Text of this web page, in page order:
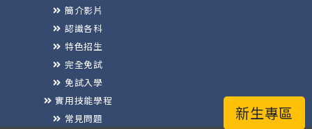
新生專區
簡介影片
認識各科
特色招生
完全免試
免試入學
實用技能學程
常見問題